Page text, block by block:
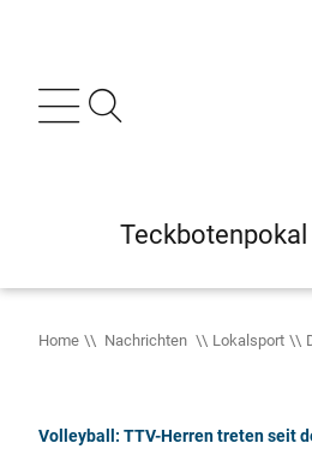
Teckbotenpokal
Home Nachrichten Lokalsport
Volleyball: TTV-Herren treten seit